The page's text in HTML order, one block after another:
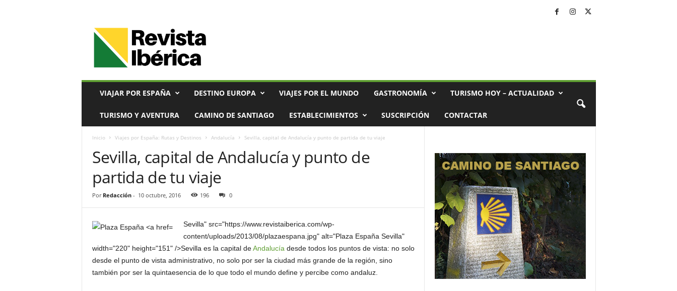
VIAJAR POR ESPAÑA DESTINO EUROPA VIAJES POR EL MUNDO GASTRONOMÍA TURISMO HOY – ACTUALIDAD
TURISMO Y AVENTURA CAMINO DE SANTIAGO ESTABLECIMIENTOS SUSCRIPCIÓN CONTACTAR
Inicio Viajes por España: Rutas y Destinos Andalucía Sevilla, capital de Andalucía y punto de partida de tu viaje
Sevilla, capital de Andalucía y punto de
partida de tu viaje
Por Redacción- 10 octubre, 2016 196 0
Sevilla" src="https://www.revistaiberica.com/wp-
content/uploads/2013/08/plazaespana.jpg" alt="Plaza España Sevilla"
width="220" height="151" />Sevilla es la capital deAndalucía desde todos los puntos de vista: no solo
desde el punto de vista administrativo, no solo por ser la ciudad más grande de la región, sino
también por ser la quintaesencia de lo que todo el mundo define y percibe como andaluz.